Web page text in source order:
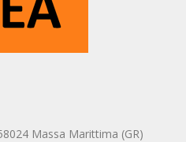
Massa Marittima (GR)